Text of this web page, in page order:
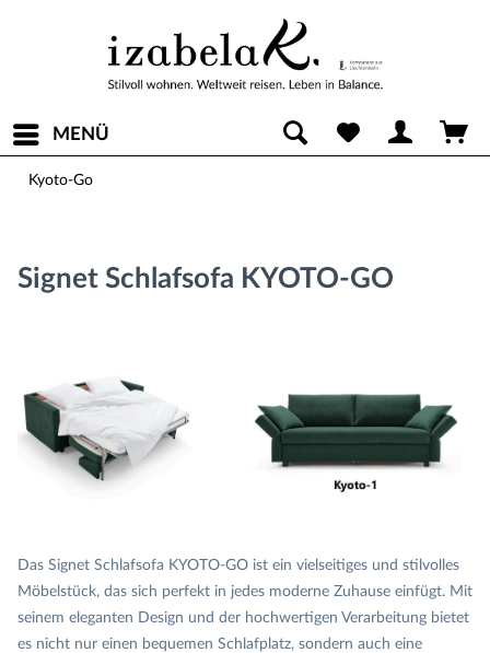
MENÜ
Kyoto-Go
Signet Schlafsofa KYOTO-GO
Das Signet Schlafsofa KYOTO-GO ist ein vielseitiges und stilvolles
Möbelstück, das sich perfekt in jedes moderne Zuhause einfügt. Mit
seinem eleganten Design und der hochwertigen Verarbeitung bietet
es nicht nur einen bequemen Schlafplatz, sondern auch eine